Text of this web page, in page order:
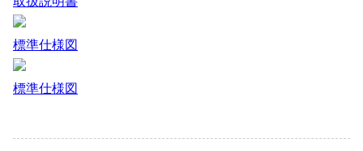
標準仕様図
標準仕様図